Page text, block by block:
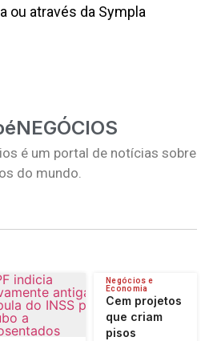
ou através da Sympla
é um portal de notícias sobre
do mundo.
Negócios e
Economia
Cem projetos
que criam
pisos